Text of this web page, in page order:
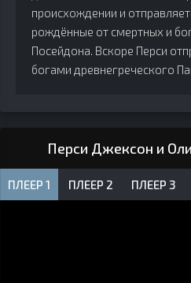
происхождении и
рождённые от смертных и
Посейдона. Вскоре Перси
богами древнегреческого
Перси Джексон и
ПЛЕЕР 1 ПЛЕЕР 2 ПЛЕЕР 3